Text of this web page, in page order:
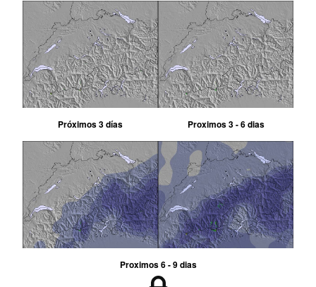
Próximos 3 días Proximos 3 - 6 dias
Proximos 6 - 9 dias